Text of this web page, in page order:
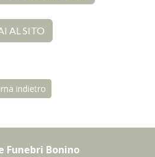
AL SITO
indietro
Funebri Bonino